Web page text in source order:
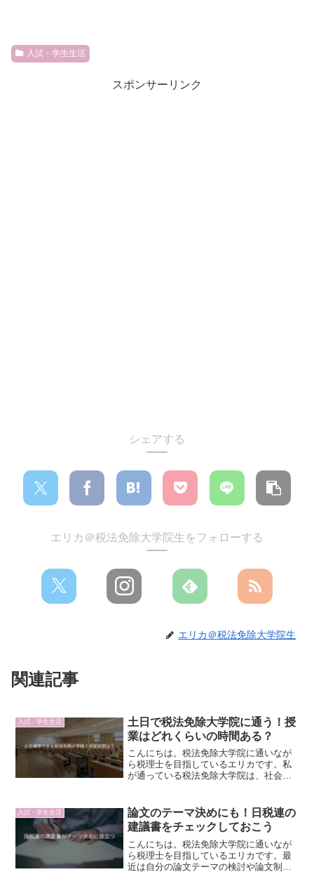
入試・学生生活
スポンサーリンク
シェアする
エリカ＠税法免除大学院生をフォローする
エリカ＠税法免除大学院生
関連記事
入試・学生生活
土日で税法免除大学院に通う！授
業はどれくらいの時間ある？
こんにちは。税法免除大学院に通いなが
ら税理士を目指しているエリカです。私
が通っている税法免除大学院は、社会人
Twitterで、土日どれくらい税法免除大学
院に通っているの...
入試・学生生活
論文のテーマ決めにも！日税連の
建議書をチェックしておこう
こんにちは。税法免除大学院に通いなが
ら税理士を目指しているエリカです。最
近は自分の論文テーマの検討や論文制作